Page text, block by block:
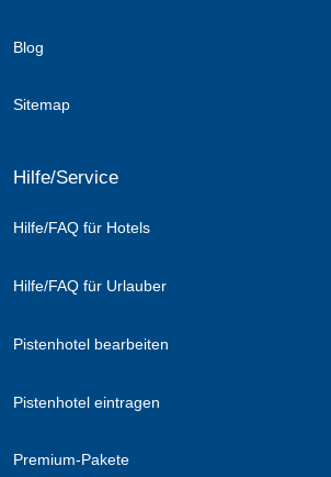
Blog
Sitemap
Hilfe/Service
Hilfe/FAQ für Hotels
Hilfe/FAQ für Urlauber
Pistenhotel bearbeiten
Pistenhotel eintragen
Premium-Pakete